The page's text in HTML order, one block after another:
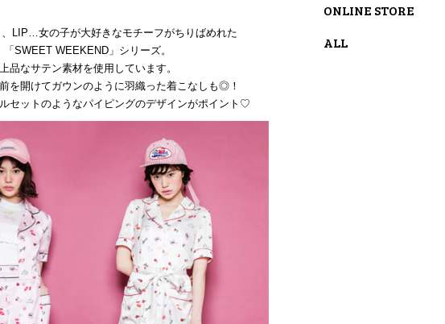
LIP…女の子が大好きなモチーフがちりばめれた
「SWEET WEEKEND」シリーズ。
品なサテン素材を使用しています。
を開けてガウンのように羽織った着こなしも◎！
セットのようなパイピングのデザインがポイント♡
ONLINE STORE
ALL